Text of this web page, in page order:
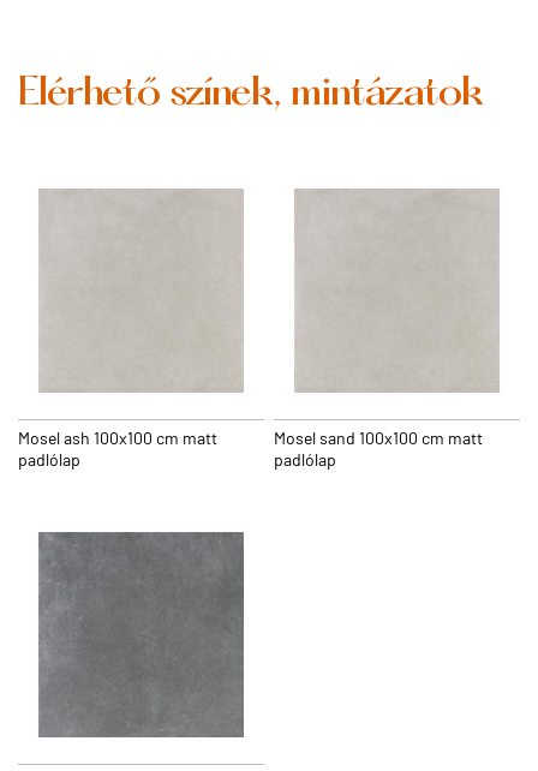
Elérhető színek, mintázatok
Mosel ash 100x100 cm matt
padlólap
Mosel sand 100x100 cm matt
padlólap